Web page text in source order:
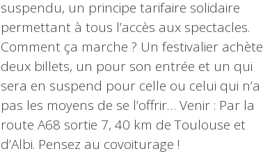
suspendu, un principe tarifaire solidaire
permettant à tous l’accès aux spectacles.
Comment ça marche ? Un festivalier achète
deux billets, un pour son entrée et un qui
sera en suspend pour celle ou celui qui n’a
pas les moyens de se l’offrir… Venir : Par la
route A68 sortie 7, 40 km de Toulouse et
d’Albi. Pensez au covoiturage !